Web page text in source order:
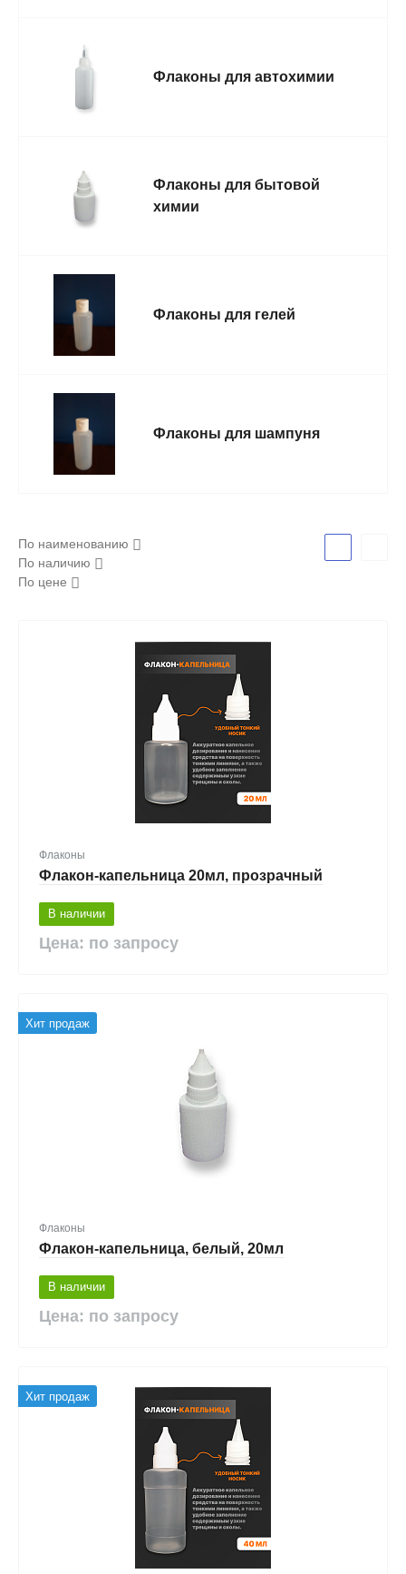
Флаконы для автохимии
Флаконы для бытовой
химии
Флаконы для гелей
Флаконы для шампуня
По наименованию
По наличию
По цене
Флаконы
Флакон-капельница 20мл, прозрачный
В наличии
Цена: по запросу
Хит продаж
Флаконы
Флакон-капельница, белый, 20мл
В наличии
Цена: по запросу
Хит продаж